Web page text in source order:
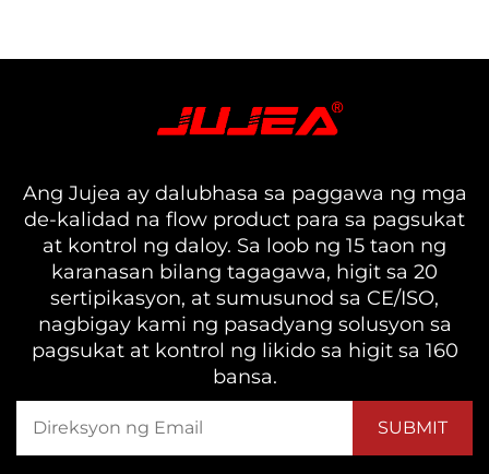
Ang Jujea ay dalubhasa sa paggawa ng mga
de-kalidad na flow product para sa pagsukat
at kontrol ng daloy. Sa loob ng 15 taon ng
karanasan bilang tagagawa, higit sa 20
sertipikasyon, at sumusunod sa CE/ISO,
nagbigay kami ng pasadyang solusyon sa
pagsukat at kontrol ng likido sa higit sa 160
bansa.